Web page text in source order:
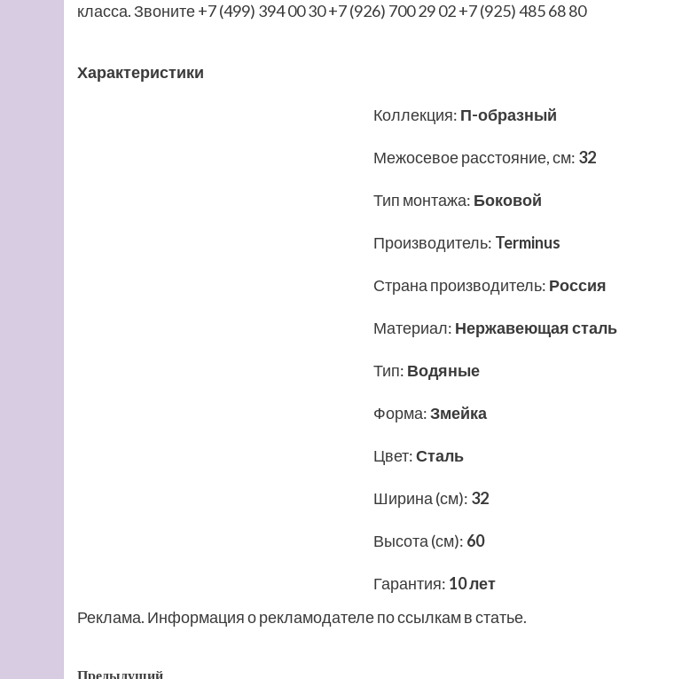
класса. Звоните +7 (499) 394 00 30 +7 (926) 700 29 02 +7 (925) 485 68 80
Характеристики
Коллекция: П-образный
Межосевое расстояние, см: 32
Тип монтажа: Боковой
Производитель: Terminus
Страна производитель: Россия
Материал: Нержавеющая сталь
Тип: Водяные
Форма:Змейка
Цвет:Сталь
Ширина (см): 32
Высота (см): 60
Гарантия: 10 лет
Реклама. Информация о рекламодателе по ссылкам в статье.